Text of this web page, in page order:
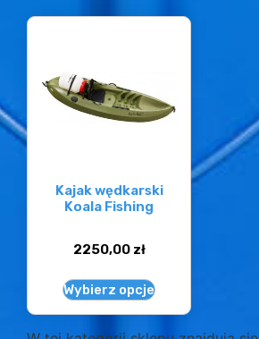
Kajak wędkarski
Koala Fishing
2250,00 zł
Wybierz opcje